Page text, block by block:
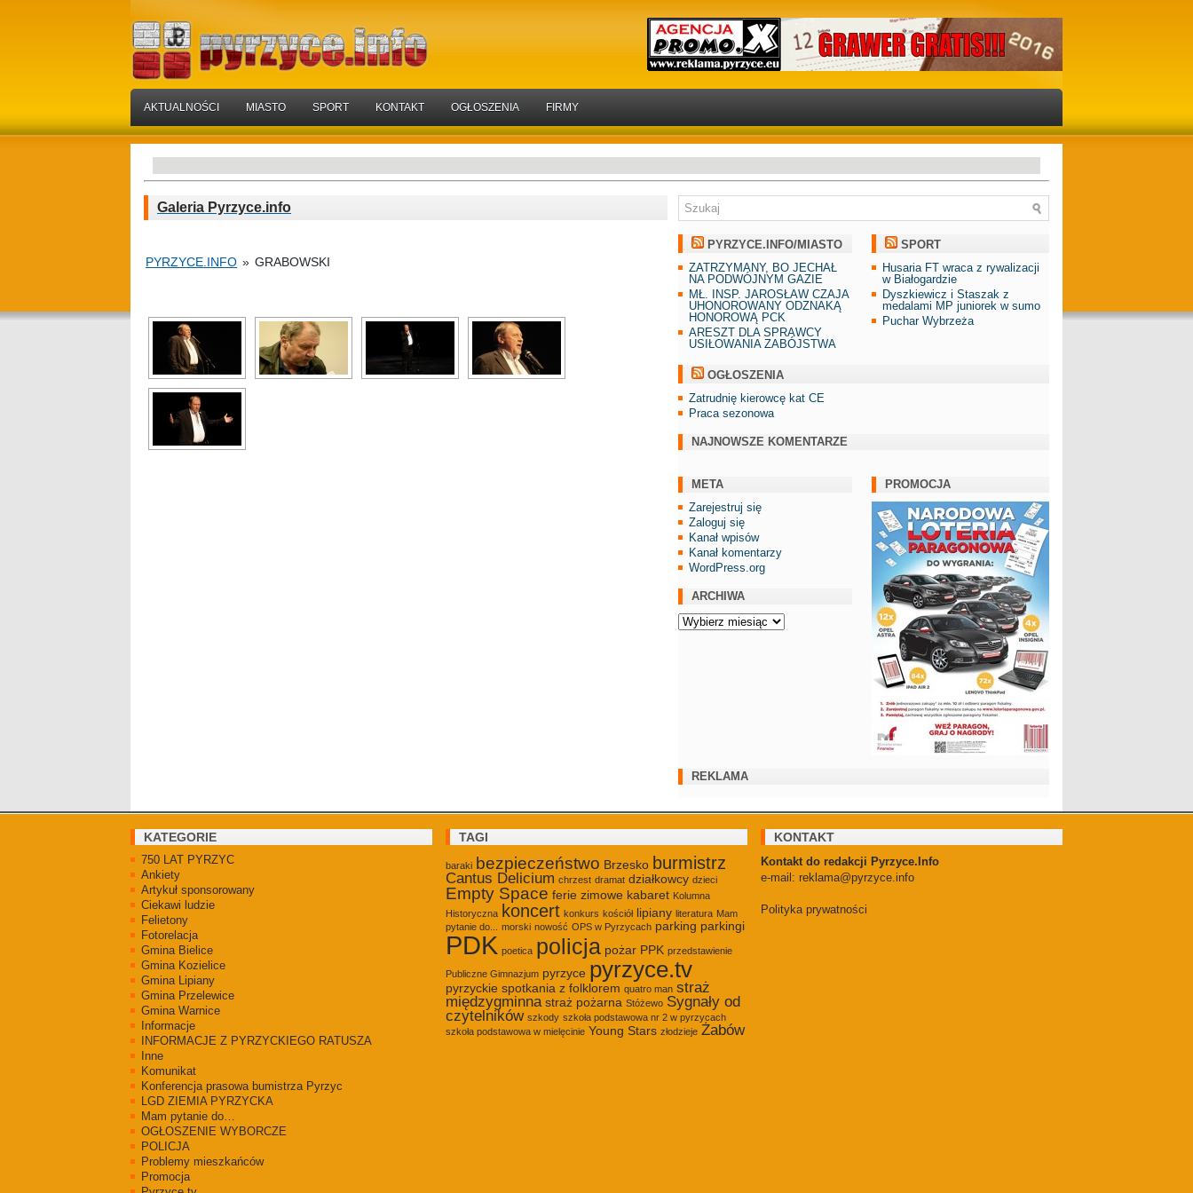
AKTUALNOŚCI MIASTO SPORT KONTAKT OGŁOSZENIA FIRMY
Galeria Pyrzyce.info
PYRZYCE.INFO » GRABOWSKI
PYRZYCE.INFO/MIASTO
ZATRZYMANY, BO JECHAŁ
NA PODWÓJNYM GAZIE
MŁ. INSP. JAROSŁAW CZAJA
UHONOROWANY ODZNAKĄ
HONOROWĄ PCK
ARESZT DLA SPRAWCY
USIŁOWANIA ZABÓJSTWA
SPORT
Husaria FT wraca z rywalizacji
w Białogardzie
Dyszkiewicz i Staszak z
medalami MP juniorek w sumo
Puchar Wybrzeża
OGŁOSZENIA
Zatrudnię kierowcę kat CE
Praca sezonowa
NAJNOWSZE KOMENTARZE
META
Zarejestruj się
Zaloguj się
Kanał wpisów
Kanał komentarzy
WordPress.org
ARCHIWA
Archiwa
PROMOCJA
REKLAMA
KATEGORIE
750 LAT PYRZYC
Ankiety
Artykuł sponsorowany
Ciekawi ludzie
Felietony
Fotorelacja
Gmina Bielice
Gmina Kozielice
Gmina Lipiany
Gmina Przelewice
Gmina Warnice
Informacje
INFORMACJE Z PYRZYCKIEGO RATUSZA
Inne
Komunikat
Konferencja prasowa bumistrza Pyrzyc
LGD ZIEMIA PYRZYCKA
Mam pytanie do…
OGŁOSZENIE WYBORCZE
POLICJA
Problemy mieszkańców
Promocja
TAGI
baraki bezpieczeństwo Brzesko burmistrz
Cantus Delicium chrzest dramat działkowcy dzieci
Empty Space ferie zimowe kabaret Kolumna
Historyczna koncert konkurs kościół lipiany literatura Mam
pytanie do...
morski nowość OPS w Pyrzycach parking parkingi
PDK poetica policja pożar PPK przedstawienie
Publiczne Gimnazjum pyrzyce pyrzyce.tv
pyrzyckie spotkania z folklorem quatro man straż
międzygminna straż pożarna Stóżewo Sygnały od
czytelników szkody szkoła podstawowa nr 2 w pyrzycach
szkoła podstawowa w mielęcinie Young Stars złodzieje Żabów
KONTAKT
Kontakt do redakcji Pyrzyce.Info
e-mail: reklama@pyrzyce.info
Polityka prywatności